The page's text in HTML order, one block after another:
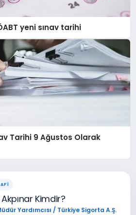
yeni sınav tarihi
Tarihi 9 Ağustos Olarak
Kimdir?
Yardımcısı / Türkiye Sigorta A.Ş.